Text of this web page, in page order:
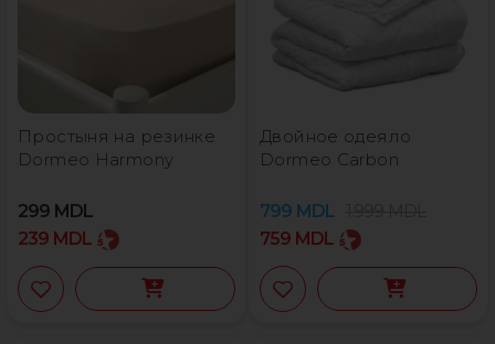
Простыня на резинке
Dormeo Harmony
299 MDL
239 MDL
Двойное одеяло
Dormeo Carbon
799 MDL
759 MDL